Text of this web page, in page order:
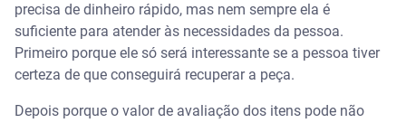
precisa de dinheiro rápido, mas nem sempre ela é
suficiente para atender às necessidades da pessoa.
Primeiro porque ele só será interessante se a pessoa tiver
certeza de que conseguirá recuperar a peça.
Depois porque o valor de avaliação dos itens pode não